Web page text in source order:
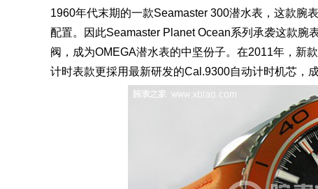
1960年代末期的一款Seamaster 300潜水表，这款腕
配置。因此Seamaster Planet Ocean系列承袭这款腕
阀，成为OMEGA潜水表的中坚份子。在2011年，新
计时表款更採用最新研发的Cal.9300自动计时机芯，